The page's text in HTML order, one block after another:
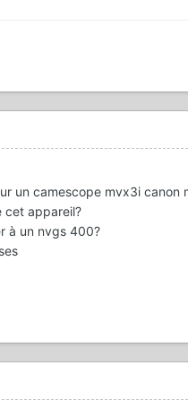
un camescope mvx3i
cet appareil?
à un nvgs 400?